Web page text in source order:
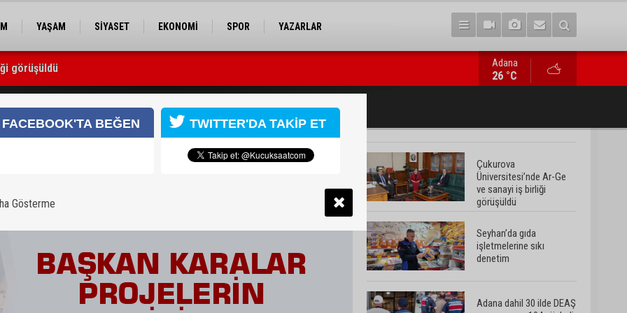
YAŞAM SİYASET EKONOMİ SPOR YAZARLAR
görüşüldü Seyhan’da gıda işletmelerine sıkı denetim
Adana
26 °C
Çukurova
Üniversitesi’nde Ar-Ge
ve sanayi iş birliği
görüşüldü
Seyhan’da gıda
işletmelerine sıkı
denetim
Adana dahil 30 ilde DEAŞ
FACEBOOK'TA BEĞEN TWITTER'DA TAKİP ET
Gösterme